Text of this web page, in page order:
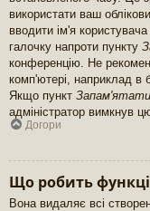
використати ваш
вводити ім'я
галочку напроти пункту
конференцію. Не
комп'ютері, наприклад в
Якщо пункт
адміністратор вимкнув
Догори
Що робить
Вона видаляє всі